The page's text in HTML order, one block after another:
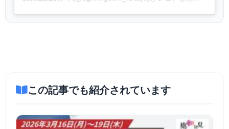
この記事でも紹介されています